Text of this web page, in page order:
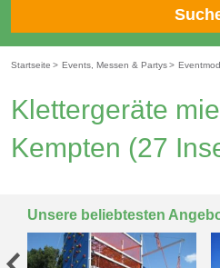
Startseite > Events, Messen & Partys>
Klettergeräte
Kempten (27
Unsere beliebtesten